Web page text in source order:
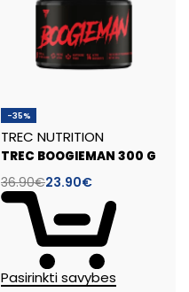
-35%
TREC NUTRITION
TREC BOOGIEMAN 300 G
36.90€23.90€
Pasirinkti savybes